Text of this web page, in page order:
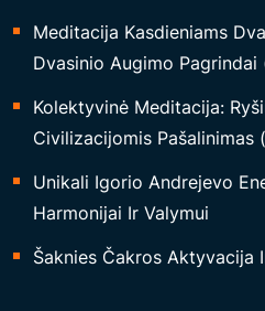
Meditacija Kasdieniams
Dvasinio Augimo Pagrindai
Kolektyvinė Meditacija:
Civilizacijomis Pašalinimas
Unikali Igorio Andrejevo
Harmonijai Ir Valymui
Šaknies Čakros Aktyvacija